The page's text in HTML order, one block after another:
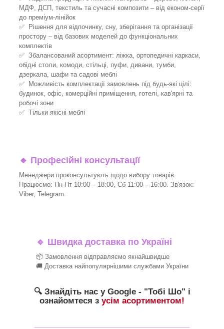
МДФ, ДСП, текстиль та сучасні композити – від економ-серії
до преміум-лінійок
✅ Рішення для відпочинку, сну, зберігання та організації
простору – від базових моделей до функціональних
комплектів
✅ Збалансований асортимент: ліжка, ортопедичні каркаси,
обідні столи, комоди, стільці, пуфи, дивани, тумби,
дзеркала, шафи та садові меблі
✅ Можливість комплектації замовлень під будь-які цілі:
будинок, офіс, комерційні приміщення, готелі, кав'ярні та
робочі зони
✅ Тільки якісні меблі
🔹 Професійні консультації
Менеджери проконсультують щодо вибору товарів.
Працюємо: Пн-Пт 10:00 – 18:00, Сб 11:00 – 16:00. Зв'язок:
Viber, Telegram.
🔹 Швидка доставка по Україні
📦 Замовлення відправляємо якнайшвидше
🚚 Доставка найпопулярнішими службами України
🔍 Знайдіть нас у Google - "Тобі Шо" і
ознайомтеся з усім асортиментом!